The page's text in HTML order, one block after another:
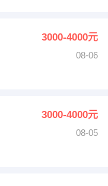
3000-4000元
08-06
3000-4000元
08-05